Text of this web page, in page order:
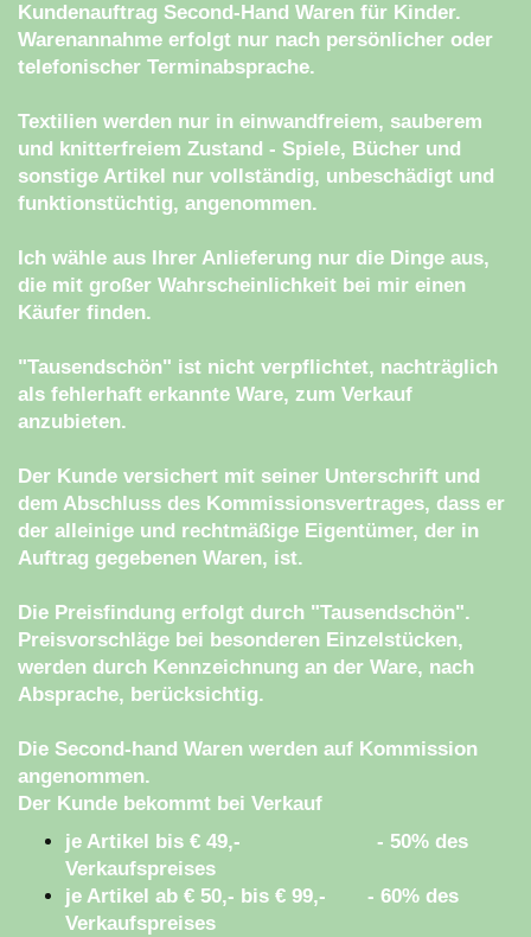
Kundenauftrag Second-Hand Waren für Kinder.
Warenannahme erfolgt nur nach persönlicher oder
telefonischer Terminabsprache.
Textilien werden nur in einwandfreiem, sauberem
und knitterfreiem Zustand - Spiele, Bücher und
sonstige Artikel nur vollständig, unbeschädigt und
funktionstüchtig, angenommen.
Ich wähle aus Ihrer Anlieferung nur die Dinge aus,
die mit großer Wahrscheinlichkeit bei mir einen
Käufer finden.
"Tausendschön" ist nicht verpflichtet, nachträglich
als fehlerhaft erkannte Ware, zum Verkauf
anzubieten.
Der Kunde versichert mit seiner Unterschrift und
dem Abschluss des Kommissionsvertrages, dass er
der alleinige und rechtmäßige Eigentümer, der in
Auftrag gegebenen Waren, ist.
Die Preisfindung erfolgt durch "Tausendschön".
Preisvorschläge bei besonderen Einzelstücken,
werden durch Kennzeichnung an der Ware, nach
Absprache, berücksichtig.
Die Second-hand Waren werden auf Kommission
angenommen.
Der Kunde bekommt bei Verkauf
je Artikel bis € 49,- - 50% des
Verkaufspreises
je Artikel ab € 50,- bis € 99,- - 60% des
Verkaufspreises